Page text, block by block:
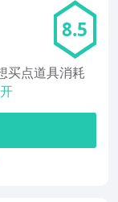
8.5
买点道具消耗